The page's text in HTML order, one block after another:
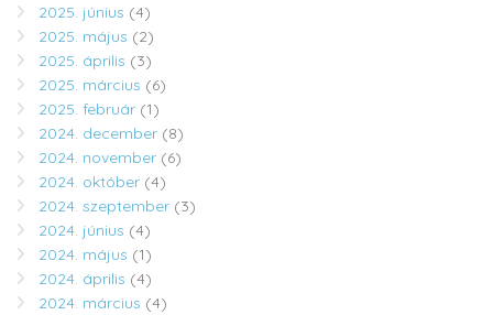
2025. június (4)
2025. május (2)
2025. április (3)
2025. március (6)
2025. február (1)
2024. december (8)
2024. november (6)
2024. október (4)
2024. szeptember (3)
2024. június (4)
2024. május (1)
2024. április (4)
2024. március (4)